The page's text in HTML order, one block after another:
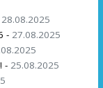
28.08.2025
- 27.08.2025
- 25.08.2025